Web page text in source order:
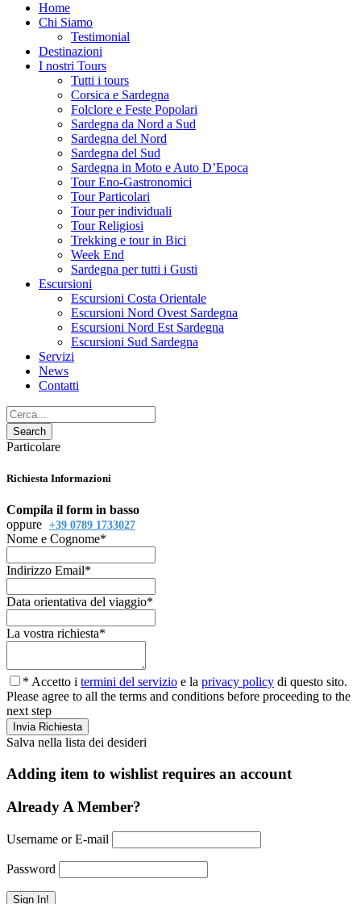
Home
Chi Siamo
Testimonial
Destinazioni
I nostri Tours
Tutti i tours
Corsica e Sardegna
Folclore e Feste Popolari
Sardegna da Nord a Sud
Sardegna del Nord
Sardegna del Sud
Sardegna in Moto e Auto D’Epoca
Tour Eno-Gastronomici
Tour Particolari
Tour per individuali
Tour Religiosi
Trekking e tour in Bici
Week End
Sardegna per tutti i Gusti
Escursioni
Escursioni Costa Orientale
Escursioni Nord Ovest Sardegna
Escursioni Nord Est Sardegna
Escursioni Sud Sardegna
Servizi
News
Contatti
Particolare
Richiesta Informazioni
Compila il form in basso
oppure +39 0789 1733027
Nome e Cognome*
Indirizzo Email*
Data orientativa del viaggio*
La vostra richiesta*
* Accetto i termini del servizio e la privacy policy di questo sito.
Please agree to all the terms and conditions before proceeding to the
next step
Salva nella lista dei desideri
Adding item to wishlist requires an account
Already A Member?
Username or E-mail
Password